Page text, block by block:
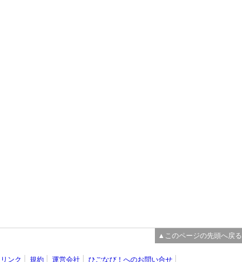
▲このページの先頭へ戻る
リンク 規約 運営会社 ひごなび！へのお問い合せ